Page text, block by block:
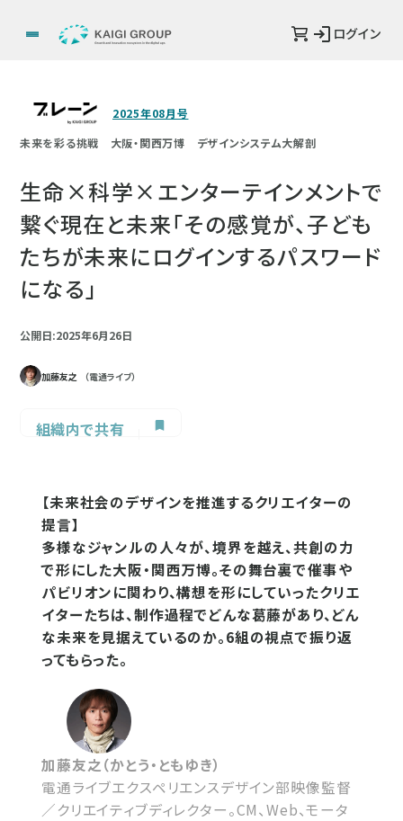
ログイン
2025年08月号
未来を彩る挑戦 大阪・関西万博 デザインシステム大解剖
生命×科学×エンターテインメントで
繋ぐ現在と未来「その感覚が、子ども
たちが未来にログインするパスワード
になる」
公開日:2025年6月26日
加藤友之 （電通ライブ）
組織内で共有
【未来社会のデザインを推進するクリエイターの
提言】
多様なジャンルの人々が、境界を越え、共創の力
で形にした大阪・関西万博。その舞台裏で催事や
パビリオンに関わり、構想を形にしていったクリエ
イターたちは、制作過程でどんな葛藤があり、どん
な未来を見据えているのか。6組の視点で振り返
ってもらった。
加藤友之（かとう・ともゆき）
電通ライブエクスペリエンスデザイン部映像監督
／クリエイティブディレクター。CM、Web、モータ